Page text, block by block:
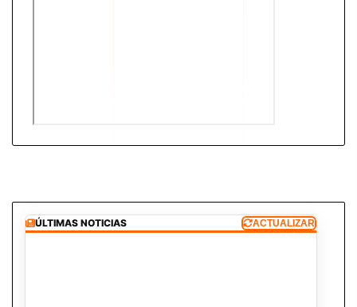
ÚLTIMAS NOTICIAS ACTUALIZAR